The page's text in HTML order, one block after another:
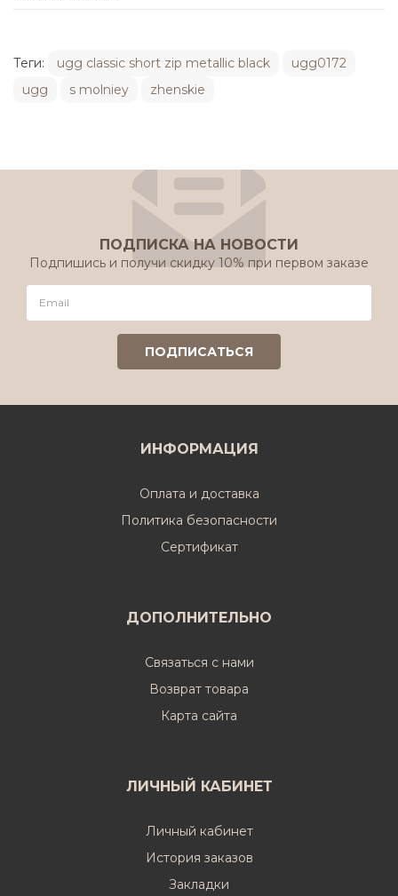
Теги: ugg classic short zip metallic black
ugg0172
ugg
s molniey zhenskie
ПОДПИСКА НА НОВОСТИ
Подпишись и получи скидку 10% при первом заказе
ИНФОРМАЦИЯ
Оплата и доставка
Политика безопасности
Cертификат
ДОПОЛНИТЕЛЬНО
Связаться с нами
Возврат товара
Карта сайта
ЛИЧНЫЙ КАБИНЕТ
Личный кабинет
История заказов
Закладки